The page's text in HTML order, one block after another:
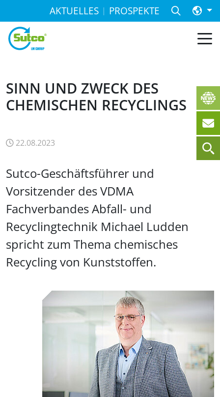
AKTUELLES PROSPEKTE
SINN UND ZWECK DES
CHEMISCHEN RECYCLINGS
22.08.2023
Sutco-Geschäftsführer und
Vorsitzender des VDMA
Fachverbandes Abfall- und
Recyclingtechnik Michael Ludden
spricht zum Thema chemisches
Recycling von Kunststoffen.